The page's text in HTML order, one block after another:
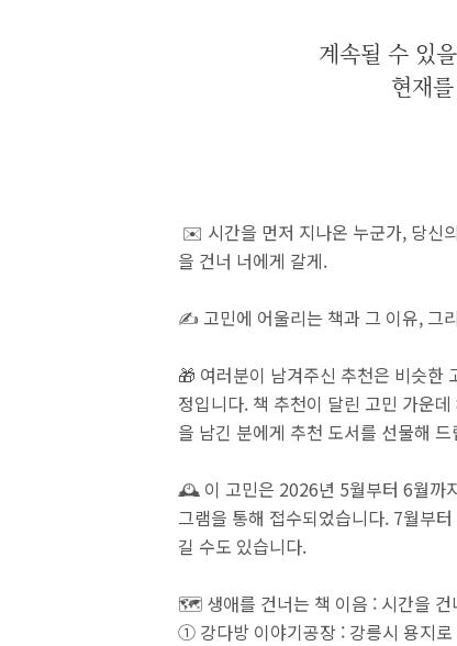
계속될 수 있
현재
✉️ 시간을 먼저 지나온 누군가, 당신
을 건너 너에게 갈게.
✍️ 고민에 어울리는 책과 그 이유, 그
🎁 여러분이 남겨주신 추천은 비슷한
정입니다. 책 추천이 달린 고민 가운
을 남긴 분에게 추천 도서를 선물해
🕰️ 이 고민은 2026년 5월부터 6월까
그램을 통해 접수되었습니다. 7월부
길 수도 있습니다.
🗺️ 생애를 건너는 책 이음 : 시간을 건
① 강다방 이야기공장 : 강릉시 용지